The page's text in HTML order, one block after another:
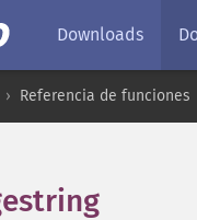
Downloads
Referencia de funciones